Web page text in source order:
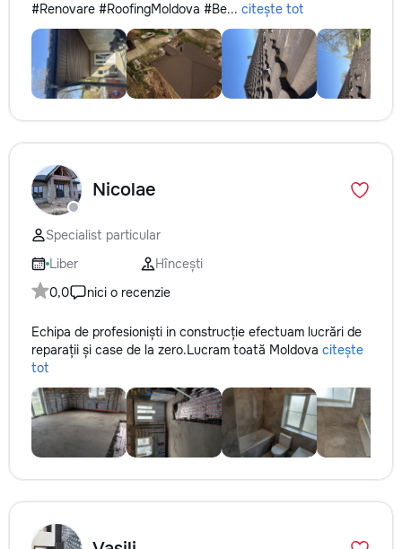
#Renovare #RoofingMoldova #Be... citește tot
Nicolae
Specialist particular
Liber
Hîncești
0,0
nici o recenzie
Echipa de profesioniști in construcție efectuam lucrări de
reparații și case de la zero.Lucram toată Moldova citește
tot